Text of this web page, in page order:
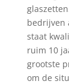
bedrijven
staat
ruim 10
grootste
om de